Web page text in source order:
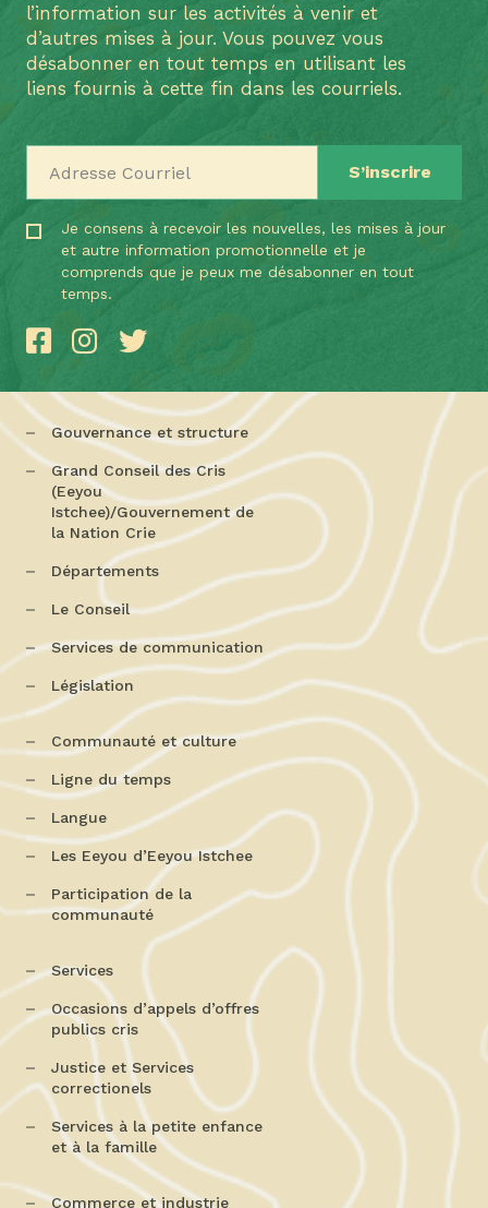
l’information sur les activités à venir et
d’autres mises à jour. Vous pouvez vous
désabonner en tout temps en utilisant les
liens fournis à cette fin dans les courriels.
Je consens à recevoir les nouvelles, les mises à jour
et autre information promotionnelle et je
comprends que je peux me désabonner en tout
temps.
Gouvernance et structure
Grand Conseil des Cris
(Eeyou
Istchee)/Gouvernement de
la Nation Crie
Départements
Le Conseil
Services de communication
Législation
Communauté et culture
Ligne du temps
Langue
Les Eeyou d’Eeyou Istchee
Participation de la
communauté
Services
Occasions d’appels d’offres
publics cris
Justice et Services
correctionels
Services à la petite enfance
et à la famille
Commerce et industrie